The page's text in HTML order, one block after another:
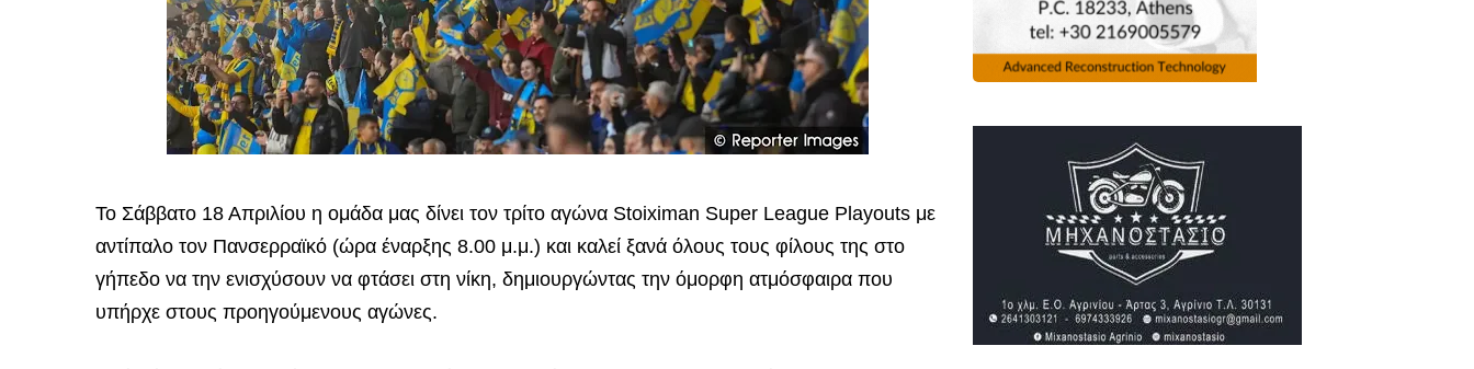
Το Σάββατο 18 Απριλίου η ομάδα μας δίνει τον τρίτο αγώνα Stoiximan Super League Playouts με
αντίπαλο τον Πανσερραϊκό (ώρα έναρξης 8.00 μ.μ.) και καλεί ξανά όλους τους φίλους της στο
γήπεδο να την ενισχύσουν να φτάσει στη νίκη, δημιουργώντας την όμορφη ατμόσφαιρα που
υπήρχε στους προηγούμενους αγώνες.